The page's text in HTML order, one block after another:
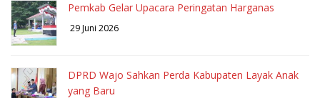
Pemkab Gelar Upacara Peringatan Harganas
29 Juni 2026
DPRD Wajo Sahkan Perda Kabupaten Layak Anak
yang Baru